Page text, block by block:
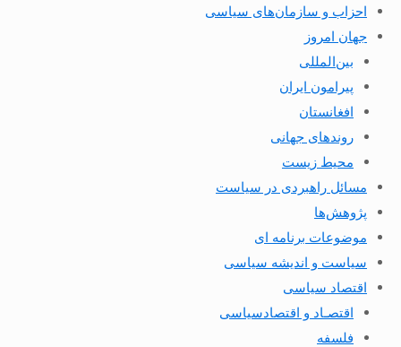
احزاب و سازمان‌های سیاسی
جهان امروز
بین‌المللی
پیرامون ایران
افغانستان
روندهای جهانی
محیط زیست
مسائل راهبردی در سیاست
پژوهش‌ها
موضوعات برنامه ای
سیاست و اندیشه سیاسی
اقتصاد سیاسی
اقتصـاد و اقتصاد‌سیاسی
فلسفه